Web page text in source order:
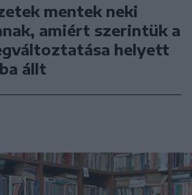
mentek neki
amiért szerintük a
helyett
állt